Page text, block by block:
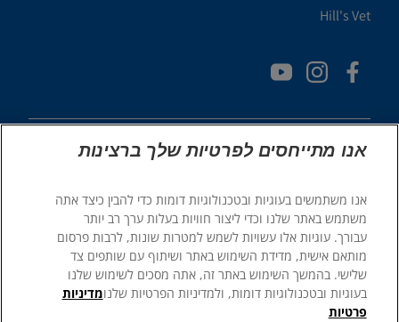
Hill's Vet
© 2025 Hill's Pet Nutrition, Inc.
כֹּל הַזְכוּיוֹת שְׁמוּרוֹת.
כפי שמשתמשים בו כאן, מציין סטטוס של סימן מסחרי רשום בארה"ב
בלבד; סטטוס הרישום באזורים גיאוגרפיים אחרים עשוי להיות שונה.
השימוש שלך באתר זה כפוף לתנאים שלנו.
תנאי שימוש והתניות
אנו מתייחסים לפרטיות שלך ברצינות
אנו משתמשים בעוגיות ובטכנולוגיות דומות כדי להבין כיצד אתה
משתמש באתר שלנו וכדי ליצור חוויות בעלות ערך רב יותר
עבורך. עוגיות אלו עשויות לשמש למטרות שונות, לרבות פרסום
מותאם אישית, מדידת השימוש באתר ושיתוף עם שותפים צד
שלישי. בהמשך השימוש באתר זה, אתה מסכים לשימוש שלנו
בעוגיות ובטכנולוגיות דומות, ולמדיניות הפרטיות שלנומדיניות
פרטיות